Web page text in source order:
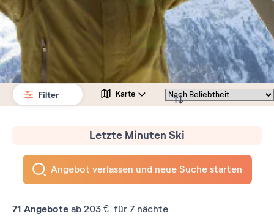
Filter Karte
Letzte Minuten Ski
Angebot verlassen und neue Suche starten
71 Angebote ab 203 € für 7 nächte